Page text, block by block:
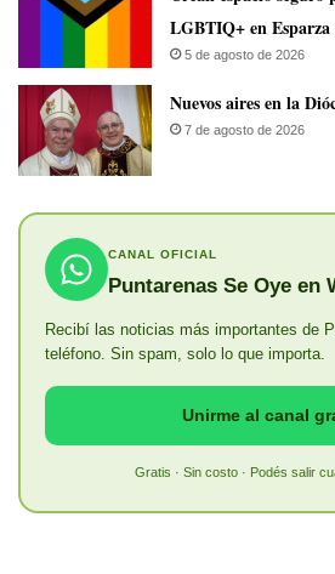
LGBTIQ+ en
5 de agosto de 2026
​Nuevos aires en la
7 de agosto de 2026
CANAL OFICIAL
Puntarenas Se Oye en
Recibí las noticias más importantes de
teléfono. Sin spam, solo lo que importa.
Unirme al canal
Gratis · Sin costo · Podés salir